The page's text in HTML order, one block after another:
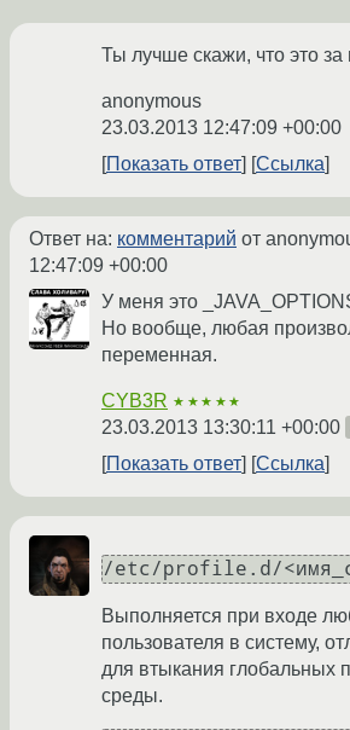
Ты лучше скажи, что это
anonymous
23.03.2013 12:47:09 +00:00
Показать ответ
Ссылка
Ответ на: комментарий от
12:47:09 +00:00
У меня это
Но вообще, любая
переменная.
CYB3R ★★★★★
23.03.2013 13:30:11 +00:00
Показать ответ Ссылка
/etc/profile.d/
Выполняется при входе
пользователя в систему,
для втыкания глобальных
среды.